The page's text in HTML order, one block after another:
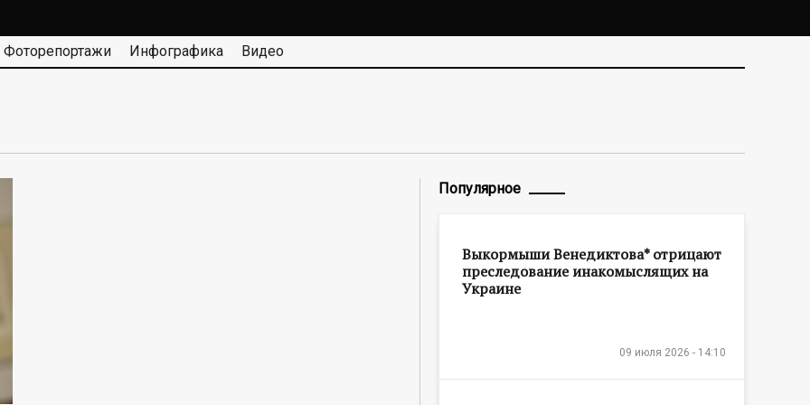
Фоторепортажи Инфографика Видео
Популярное
Выкормыши Венедиктова* отрицают
преследование инакомыслящих на
Украине
09 июля 2026 - 14:10